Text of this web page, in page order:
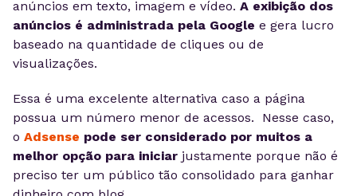
anúncios em texto, imagem e vídeo. A exibição dos
anúncios é administrada pela Google e gera lucro
baseado na quantidade de cliques ou de
visualizações.
Essa é uma excelente alternativa caso a página
possua um número menor de acessos. Nesse caso,
o Adsense pode ser considerado por muitos a
melhor opção para iniciar justamente porque não é
preciso ter um público tão consolidado para ganhar